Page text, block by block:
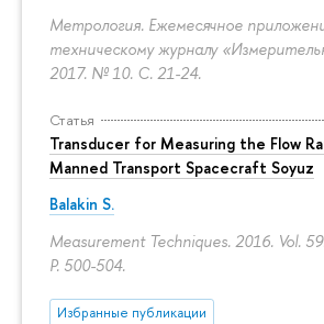
Метрология. Ежемесячное
техническому журналу
2017. № 10. С. 21-24.
Статья
Transducer for Measuring the Flow
Manned Transport Spacecraft Soyuz
Balakin S.
Measurement Techniques. 2016. Vol.
P. 500-504.
Избранные публикации